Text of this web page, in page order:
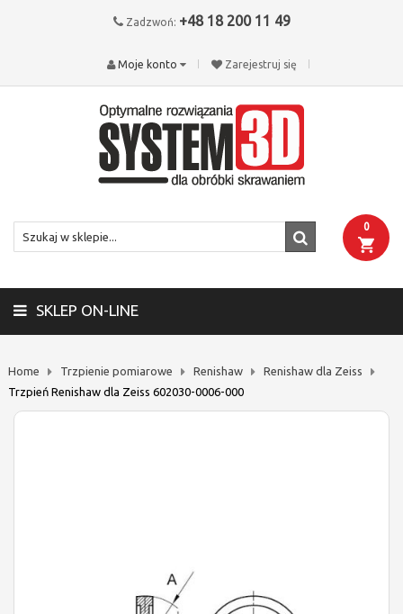
Zadzwoń: +48 18 200 11 49
Zarejestruj się
Moje konto
0
SKLEP ON-LINE
Home Trzpienie pomiarowe Renishaw
Renishaw dla Zeiss
Trzpień Renishaw dla Zeiss 602030-0006-000